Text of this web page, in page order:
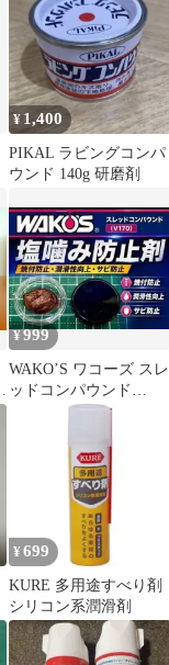
¥ 1,400
PIKAL ラビングコンパ
ウンド 140g 研磨剤
¥999
WAKO’S ワコーズ スレ
ッドコンパウンド
(V170) 塩噛み防止剤 k
¥ 699
KURE 多用途すべり剤
シリコン系潤滑剤